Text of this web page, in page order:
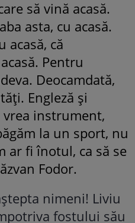
să vină acasă.
asta, cu acasă.
acasă, că
Pentru
Deocamdată,
Engleză și
vrea instrument,
la un sport, nu
ar fi înotul, ca să se
Fodor.